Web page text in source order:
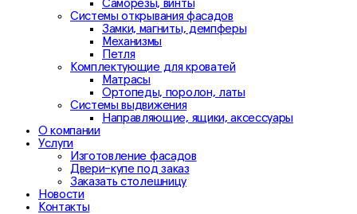
Саморезы, винты
Системы открывания фасадов
Замки, магниты, демпферы
Механизмы
Петля
Комплектующие для кроватей
Матрасы
Ортопеды, поролон, латы
Системы выдвижения
Направляющие, ящики, аксессуары
О компании
Услуги
Изготовление фасадов
Двери-купе под заказ
Заказать столешницу
Новости
Контакты